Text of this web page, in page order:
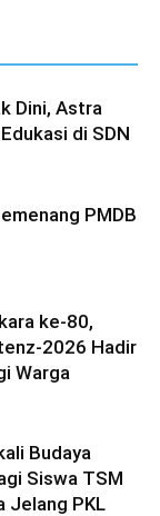
Dini, Astra
di SDN
PMDB
ke-80,
2026 Hadir
Warga
Budaya
Siswa TSM
Jelang PKL